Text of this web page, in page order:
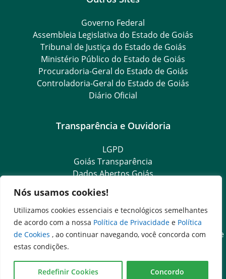
Nós usamos cookies!
Utilizamos cookies essenciais e tecnológicos semelhantes
de acordo com a nossa Política de Privacidade e Política
de Cookies , ao continuar navegando, você concorda com
estas condições.
Redefinir Cookies Concordo
Governo Federal
Assembleia Legislativa do Estado de Goiás
Tribunal de Justiça do Estado de Goiás
Ministério Público do Estado de Goiás
Procuradoria-Geral do Estado de Goiás
Controladoria-Geral do Estado de Goiás
Diário Oficial
Transparência e Ouvidoria
LGPD
Goiás Transparência
Dados Abertos Goiás
Ouvidoria Geral
SIC – Serviço de Informação ao Cidadão
e-SIC – Serviço Eletrônico de Informação ao Cidadão
Acesso às Informações das Organizações Sociais de Saúde
Ouvidoria Setorial (Expresso)
Ouvidoria Setorial (Presencial)